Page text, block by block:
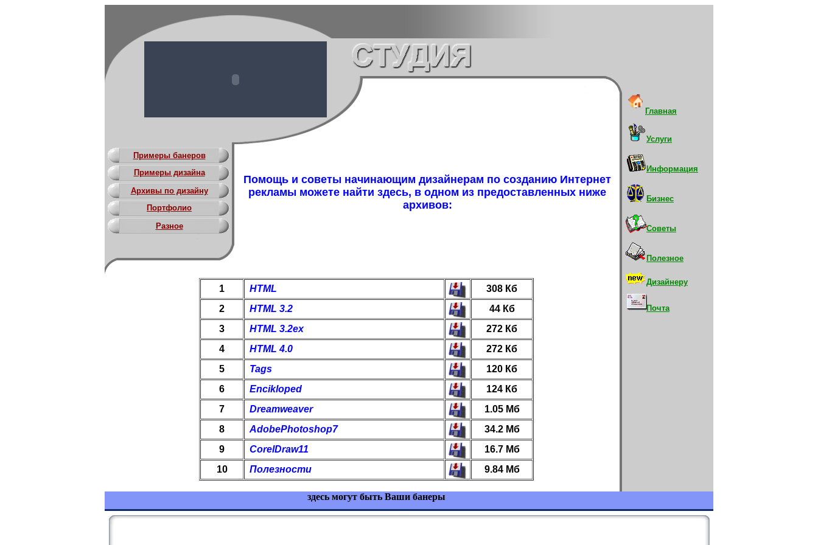
Главная
Примеры банеров
Примеры дизайна
Архивы по дизайну
Портфолио
Разное
Помощь и советы начинающим дизайнерам по созданию Интернет
рекламы можете найти здесь, в одном из предоставленных ниже
архивов:
Услуги
Информация
Бизнес
Советы
Полезное
1 HTML
308 Кб
2
HTML 3.2
44 Кб
3
HTML 3.2ex
272 Кб
4
HTML 4.0
272 Кб
5
Tags
120 Кб
6
Encikloped
124 Кб
7
Dreamweaver
1.05 Мб
8
AdobePhotoshop7
34.2 Мб
9
CorelDraw11
16.7 Мб
10
Полезности 9.84 Мб
Дизайнеру
Почта
здесь могут быть Ваши банеры